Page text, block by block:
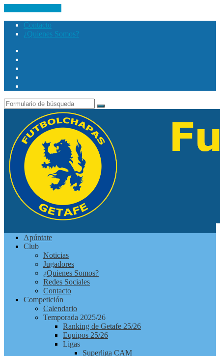
Contacto
¿Quienes Somos?
Buscar
GetafeApúntate
Club
Noticias
Jugadores
¿Quienes Somos?
Redes Sociales
Contacto
Competición
Calendario
Temporada 2025/26
Ranking de Getafe 25/26
Equipos 25/26
Ligas
Superliga CAM